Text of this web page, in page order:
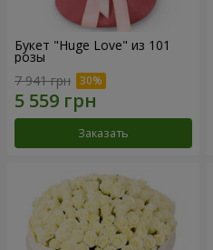
Букет "Huge Love" из 101
розы
7 941 грн
Заказать